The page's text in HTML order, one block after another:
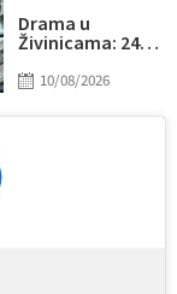
Drama u
Živinicama: 24-
prijavila fizički
muškarac
10/08/2026